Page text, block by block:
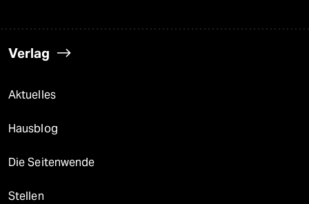
Verlag
Aktuelles
Hausblog
Die Seitenwende
Stellen